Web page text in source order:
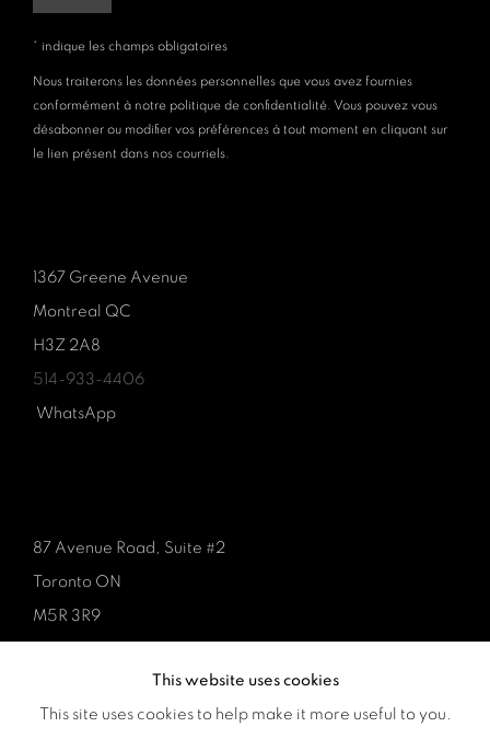
* indique les champs obligatoires
Nous traiterons les données personnelles que vous avez fournies
conformément à notre politique de confidentialité. Vous pouvez vous
désabonner ou modifier vos préférences à tout moment en cliquant sur
le lien présent dans nos courriels.
1367 Greene Avenue
Montreal QC
H3Z 2A8
514-933-4406
WhatsApp
87 Avenue Road, Suite #2
Toronto ON
M5R 3R9
This website uses cookies
This site uses cookies to help make it more useful to you.